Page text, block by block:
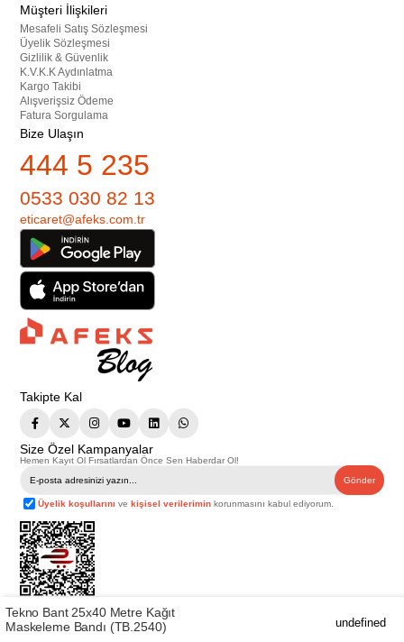
Müşteri İlişkileri
Mesafeli Satış Sözleşmesi
Üyelik Sözleşmesi
Gizlilik & Güvenlik
K.V.K.K Aydınlatma
Kargo Takibi
Alışverişsiz Ödeme
Fatura Sorgulama
Bize Ulaşın
444 5 235
0533 030 82 13
eticaret@afeks.com.tr
Takipte Kal
Size Özel Kampanyalar
Hemen Kayıt Ol Fırsatlardan Önce Sen Haberdar Ol!
Gönder
Üyelik koşullarını vekişisel verilerimin korunmasını kabul ediyorum.
Telif Hakkı © 2026Afeks Yapı Market
. Tüm hakları saklıdır.
Tekno Bant 25x40 Metre Kağıt
Maskeleme Bandı (TB.2540)
undefined